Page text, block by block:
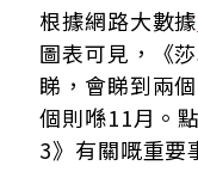
根據網路大數據
圖表可見，《
睇，會睇到兩
個則喺11月。
3》有關嘅重要